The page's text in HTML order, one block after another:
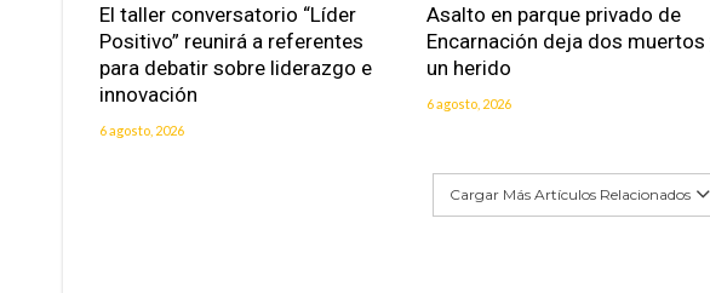
El taller conversatorio “Líder
Positivo” reunirá a referentes
para debatir sobre liderazgo e
innovación
6 agosto, 2026
Asalto en parque privado de
Encarnación deja dos muertos
un herido
6 agosto, 2026
Cargar Más Artículos Relacionados